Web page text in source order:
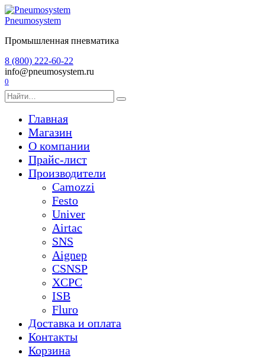
Перейти
к
Pneumosystem
Промышленная пневматика
8 (800) 222-60-22
info@pneumosystem.ru
0
Search
for:
Главная
Магазин
О компании
Прайс-лист
Производители
Camozzi
Festo
Univer
Airtac
SNS
Aignep
CSNSP
XCPC
ISB
Fluro
Доставка и оплата
Контакты
Корзина